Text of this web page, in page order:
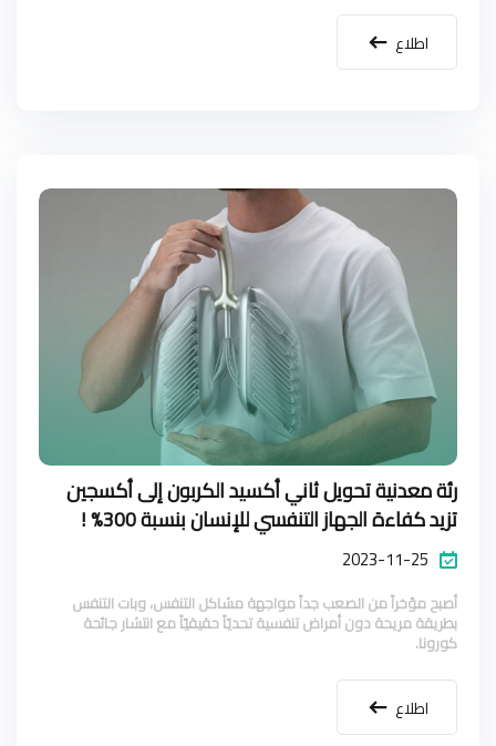
اطلاع
رئة معدنية تحويل ثاني أكسيد الكربون إلى أكسجين
تزيد كفاءة الجهاز التنفسي للإنسان بنسبة 300% !
2023-11-25
أصبح مؤخراً من الصعب جداً مواجهة مشاكل التنفس، وبات التنفس
بطريقة مريحة دون أمراض تنفسية تحديّاً حقيقيّاً مع انتشار جائحة
كورونا.
اطلاع